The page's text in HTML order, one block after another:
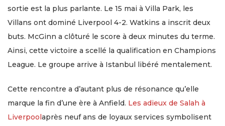
sortie est la plus parlante. Le 15 mai à Villa Park, les
Villans ont dominé Liverpool 4-2. Watkins a inscrit deux
buts. McGinn a clôturé le score à deux minutes du terme.
Ainsi, cette victoire a scellé la qualification en Champions
League. Le groupe arrive à Istanbul libéré mentalement.
Cette rencontre a d’autant plus de résonance qu’elle
marque la fin d’une ère à Anfield. Les adieux de Salah à
Liverpool après neuf ans de loyaux services symbolisent